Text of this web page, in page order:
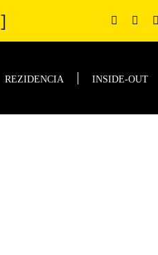
]
REZIDENCIA INSIDE-OUT